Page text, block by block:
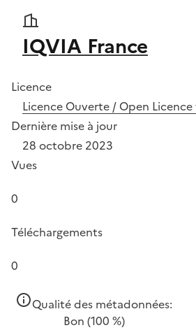
IQVIA France
Licence
Licence Ouverte / Open Licence
Dernière mise à jour
28 octobre 2023
Vues
0
Téléchargements
0
Qualité des métadonnées:
Bon (100 %)